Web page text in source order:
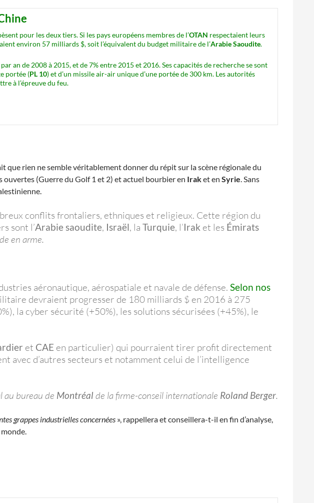
pour les deux tiers. Si les pays européens membres de l’OTAN respectaient leurs
environ 57 milliards $, soit l’équivalent du budget militaire de l’Arabie Saoudite.
an de 2008 à 2015, et de 7% entre 2015 et 2016. Ses capacités de recherche se sont
portée (PL 10) et d’un missile air-air unique d’une portée de 300 km. Les autorités
à l’épreuve du feu.
que rien ne semble véritablement donner du répit sur la scène régionale du
ouvertes (Guerre du Golf 1 et 2) et actuel bourbier en Iraket en Syrie. Sans
conflits frontaliers, ethniques et religieux. Cette région du
sont l’Arabie saoudite, Israël, la Turquie, l’Irak et les Émirats
en arme.
aéronautique, aérospatiale et navale de défense. Selon nos
devraient progresser de 180 milliards $ en 2016 à 275
la cyber sécurité (+50%), les solutions sécurisées (+45%), le
et CAE en particulier) qui pourraient tirer profit directement
avec d’autres secteurs et notamment celui de l’intelligence
au bureau de Montréal de la firme-conseil internationale Roland Berger.
grappes industrielles concernées », rappellera et conseillera-t-il en fin d’analyse,